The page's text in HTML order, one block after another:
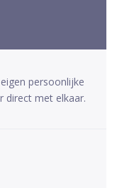
persoonlijke
direct met elkaar.